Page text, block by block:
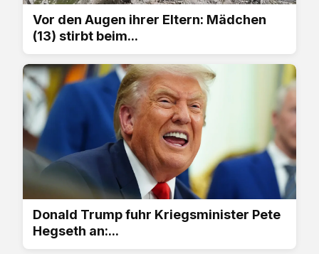
Vor den Augen ihrer Eltern: Mädchen
(13) stirbt beim...
Donald Trump fuhr Kriegsminister Pete
Hegseth an:...